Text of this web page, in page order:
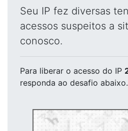
Seu IP fez diversas
acessos suspeitos a
conosco.
Para liberar o acesso do IP
responda ao desafio abaixo.